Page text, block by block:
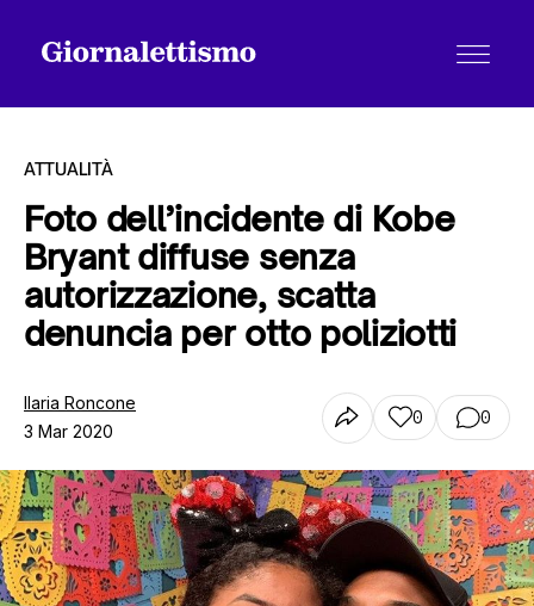
Tutti gli articoli
ATTUALITÀ
Foto dell’incidente di Kobe
Bryant diffuse senza
autorizzazione, scatta
denuncia per otto poliziotti
Ilaria Roncone
3 Mar 2020
0 0